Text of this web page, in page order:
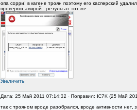
опа сорри! в кагене троян поэтому его касперский
проверяю авирой - результат тот же
Увеличить
Дата: 25 Май 2011 07:14:32 · Поправил: IC7K (25 Май
так с трояном вроде разобрался, вроде активности нет,